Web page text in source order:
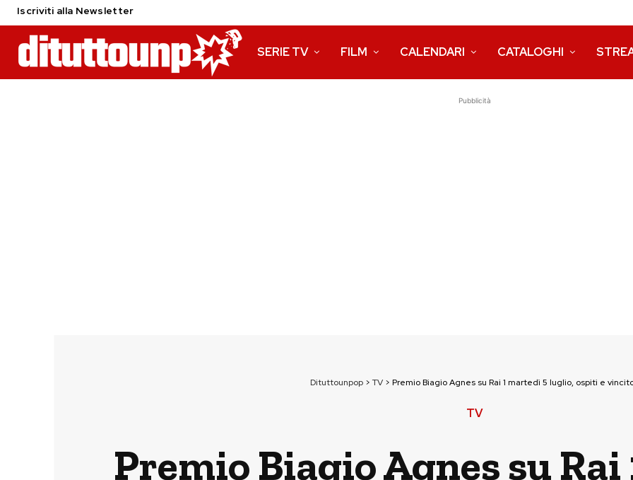
Iscriviti alla Newsletter
SERIE TV FILM CALENDARI CATALOGHI
Pubblicità
Dituttounpop> TV> Premio Biagio Agnes su Rai 1 martedì 5 luglio, ospiti e
TV
Premio Biagio Agnes su